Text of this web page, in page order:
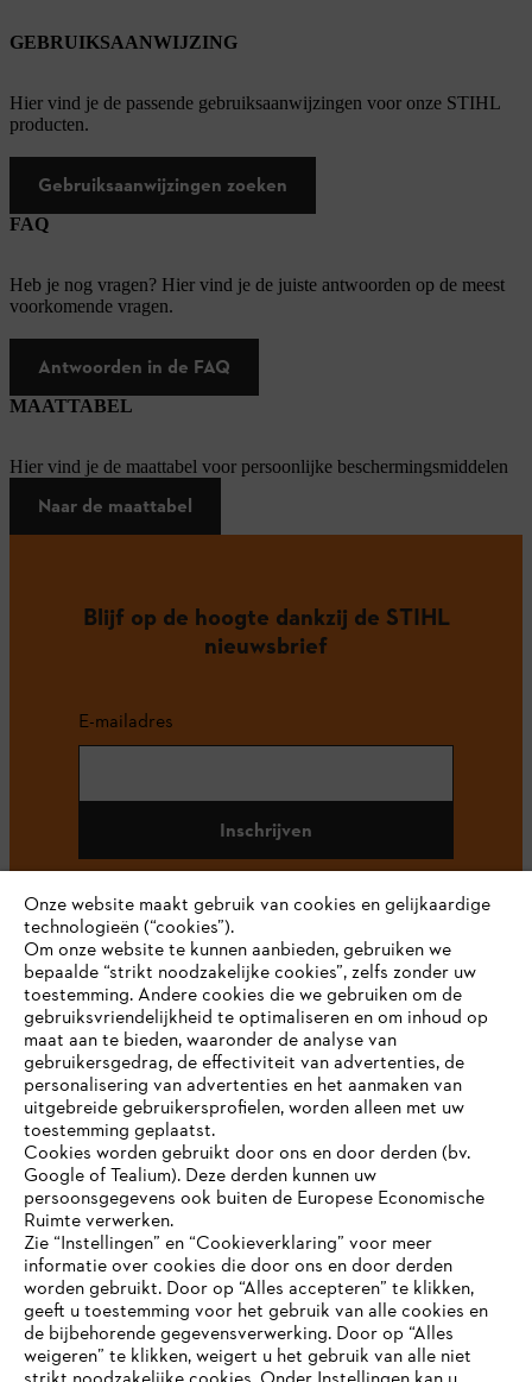
GEBRUIKSAANWIJZING
Hier vind je de passende gebruiksaanwijzingen voor onze STIHL
producten.
Gebruiksaanwijzingen zoeken
FAQ
Heb je nog vragen? Hier vind je de juiste antwoorden op de meest
voorkomende vragen.
Antwoorden in de FAQ
MAATTABEL
Hier vind je de maattabel voor persoonlijke beschermingsmiddelen
Naar de maattabel
Blijf op de hoogte dankzij de STIHL
nieuwsbrief
E-mailadres
Inschrijven
#STIHL
Bedrijf
STIHL FAQ
Contact
JE BROWSER WORDT NIET
ONDERSTEUND
Onze website maakt gebruik van cookies en gelijkaardige
technologieën (“cookies”).
Om onze website te kunnen aanbieden, gebruiken we
bepaalde “strikt noodzakelijke cookies”, zelfs zonder uw
toestemming. Andere cookies die we gebruiken om de
gebruiksvriendelijkheid te optimaliseren en om inhoud op
maat aan te bieden, waaronder de analyse van
gebruikersgedrag, de effectiviteit van advertenties, de
personalisering van advertenties en het aanmaken van
uitgebreide gebruikersprofielen, worden alleen met uw
toestemming geplaatst.
Cookies worden gebruikt door ons en door derden (bv.
Google of Tealium). Deze derden kunnen uw
persoonsgegevens ook buiten de Europese Economische
Ruimte verwerken.
Zie “Instellingen” en “Cookieverklaring” voor meer
informatie over cookies die door ons en door derden
worden gebruikt. Door op “Alles accepteren” te klikken,
geeft u toestemming voor het gebruik van alle cookies en
de bijbehorende gegevensverwerking. Door op “Alles
weigeren” te klikken, weigert u het gebruik van alle niet